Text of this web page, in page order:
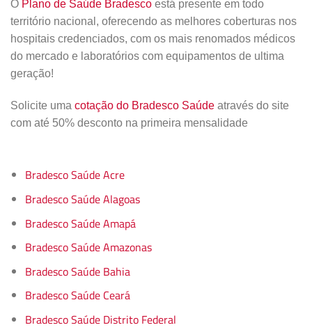
O Plano de Saúde Bradesco está presente em todo
território nacional, oferecendo as melhores coberturas nos
hospitais credenciados, com os mais renomados médicos
do mercado e laboratórios com equipamentos de ultima
geração!
Solicite uma cotação do Bradesco Saúde através do site
com até 50% desconto na primeira mensalidade
Bradesco Saúde Acre
Bradesco Saúde Alagoas
Bradesco Saúde Amapá
Bradesco Saúde Amazonas
Bradesco Saúde Bahia
Bradesco Saúde Ceará
Bradesco Saúde Distrito Federal